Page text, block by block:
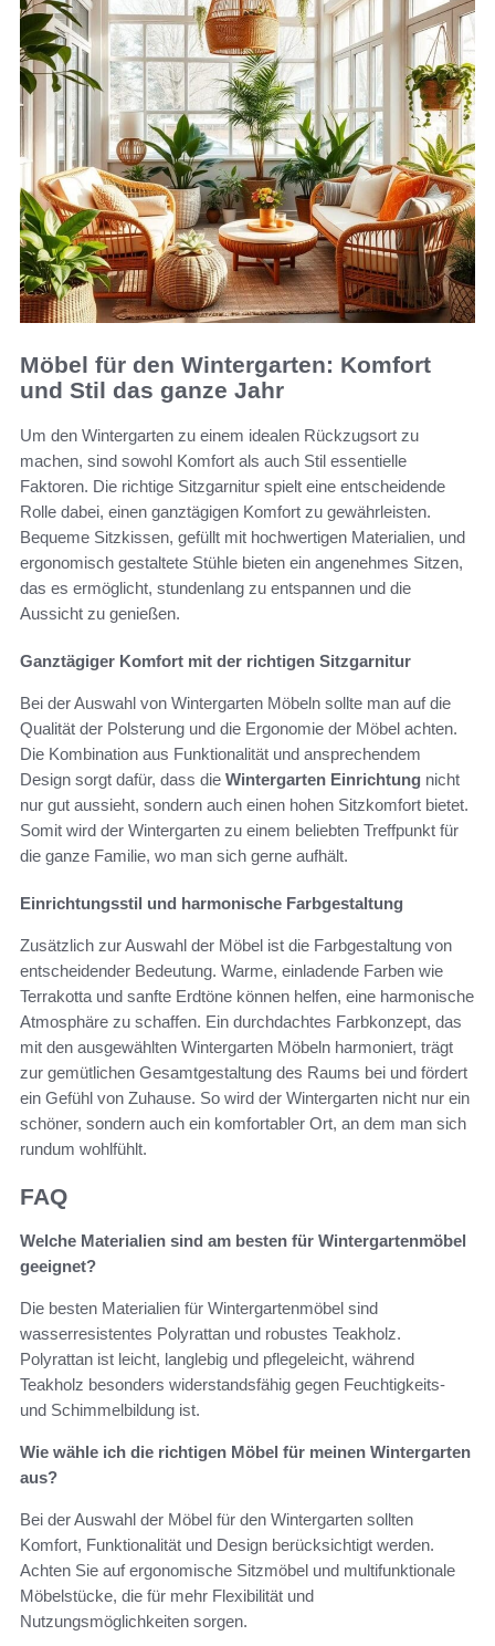
Möbel für den Wintergarten: Komfort
und Stil das ganze Jahr
Um den Wintergarten zu einem idealen Rückzugsort zu
machen, sind sowohl Komfort als auch Stil essentielle
Faktoren. Die richtige Sitzgarnitur spielt eine entscheidende
Rolle dabei, einen ganztägigen Komfort zu gewährleisten.
Bequeme Sitzkissen, gefüllt mit hochwertigen Materialien, und
ergonomisch gestaltete Stühle bieten ein angenehmes Sitzen,
das es ermöglicht, stundenlang zu entspannen und die
Aussicht zu genießen.
Ganztägiger Komfort mit der richtigen Sitzgarnitur
Bei der Auswahl von Wintergarten Möbeln sollte man auf die
Qualität der Polsterung und die Ergonomie der Möbel achten.
Die Kombination aus Funktionalität und ansprechendem
Design sorgt dafür, dass die Wintergarten Einrichtung nicht
nur gut aussieht, sondern auch einen hohen Sitzkomfort bietet.
Somit wird der Wintergarten zu einem beliebten Treffpunkt für
die ganze Familie, wo man sich gerne aufhält.
Einrichtungsstil und harmonische Farbgestaltung
Zusätzlich zur Auswahl der Möbel ist die Farbgestaltung von
entscheidender Bedeutung. Warme, einladende Farben wie
Terrakotta und sanfte Erdtöne können helfen, eine harmonische
Atmosphäre zu schaffen. Ein durchdachtes Farbkonzept, das
mit den ausgewählten Wintergarten Möbeln harmoniert, trägt
zur gemütlichen Gesamtgestaltung des Raums bei und fördert
ein Gefühl von Zuhause. So wird der Wintergarten nicht nur ein
schöner, sondern auch ein komfortabler Ort, an dem man sich
rundum wohlfühlt.
FAQ
Welche Materialien sind am besten für Wintergartenmöbel
geeignet?
Die besten Materialien für Wintergartenmöbel sind
wasserresistentes Polyrattan und robustes Teakholz.
Polyrattan ist leicht, langlebig und pflegeleicht, während
Teakholz besonders widerstandsfähig gegen Feuchtigkeits-
und Schimmelbildung ist.
Wie wähle ich die richtigen Möbel für meinen Wintergarten
aus?
Bei der Auswahl der Möbel für den Wintergarten sollten
Komfort, Funktionalität und Design berücksichtigt werden.
Achten Sie auf ergonomische Sitzmöbel und multifunktionale
Möbelstücke, die für mehr Flexibilität und
Nutzungsmöglichkeiten sorgen.